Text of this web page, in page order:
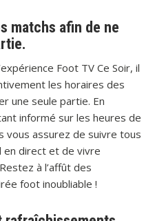
matchs afin de ne
Foot TV Ce Soir, il
les horaires des
une seule partie. En
informé sur les heures de
vous assurez de suivre tous
direct et de vivre
à l’affût des
foot inoubliable !